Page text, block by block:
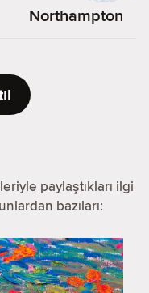
Northampton
paylaştıkları ilgi
bazıları: